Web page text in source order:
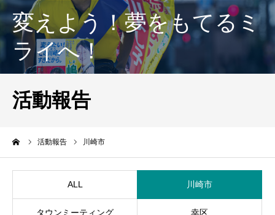
変えよう！夢をもてるミ
ライへ！
活動報告
活動報告 川崎市
ALL 川崎市
タウンミーティング 幸区